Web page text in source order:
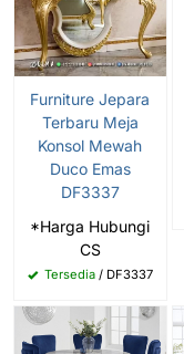
Furniture Jepara
Terbaru Meja
Konsol Mewah
Duco Emas
DF3337
*Harga Hubungi
CS
Tersedia/ DF3337